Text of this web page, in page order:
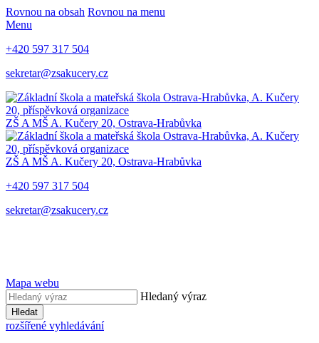
Rovnou na obsah Rovnou na menu
Menu
+420 597 317 504
sekretar@zsakucery.cz
ZŠ A MŠ A. Kučery 20, Ostrava-Hrabůvka
ZŠ A MŠ A. Kučery 20, Ostrava-Hrabůvka
+420 597 317 504
sekretar@zsakucery.cz
Mapa webu
Hledaný výraz
Hledat
rozšířené vyhledávání